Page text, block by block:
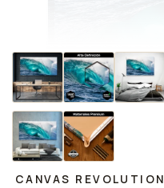
CANVAS REVOLUTION